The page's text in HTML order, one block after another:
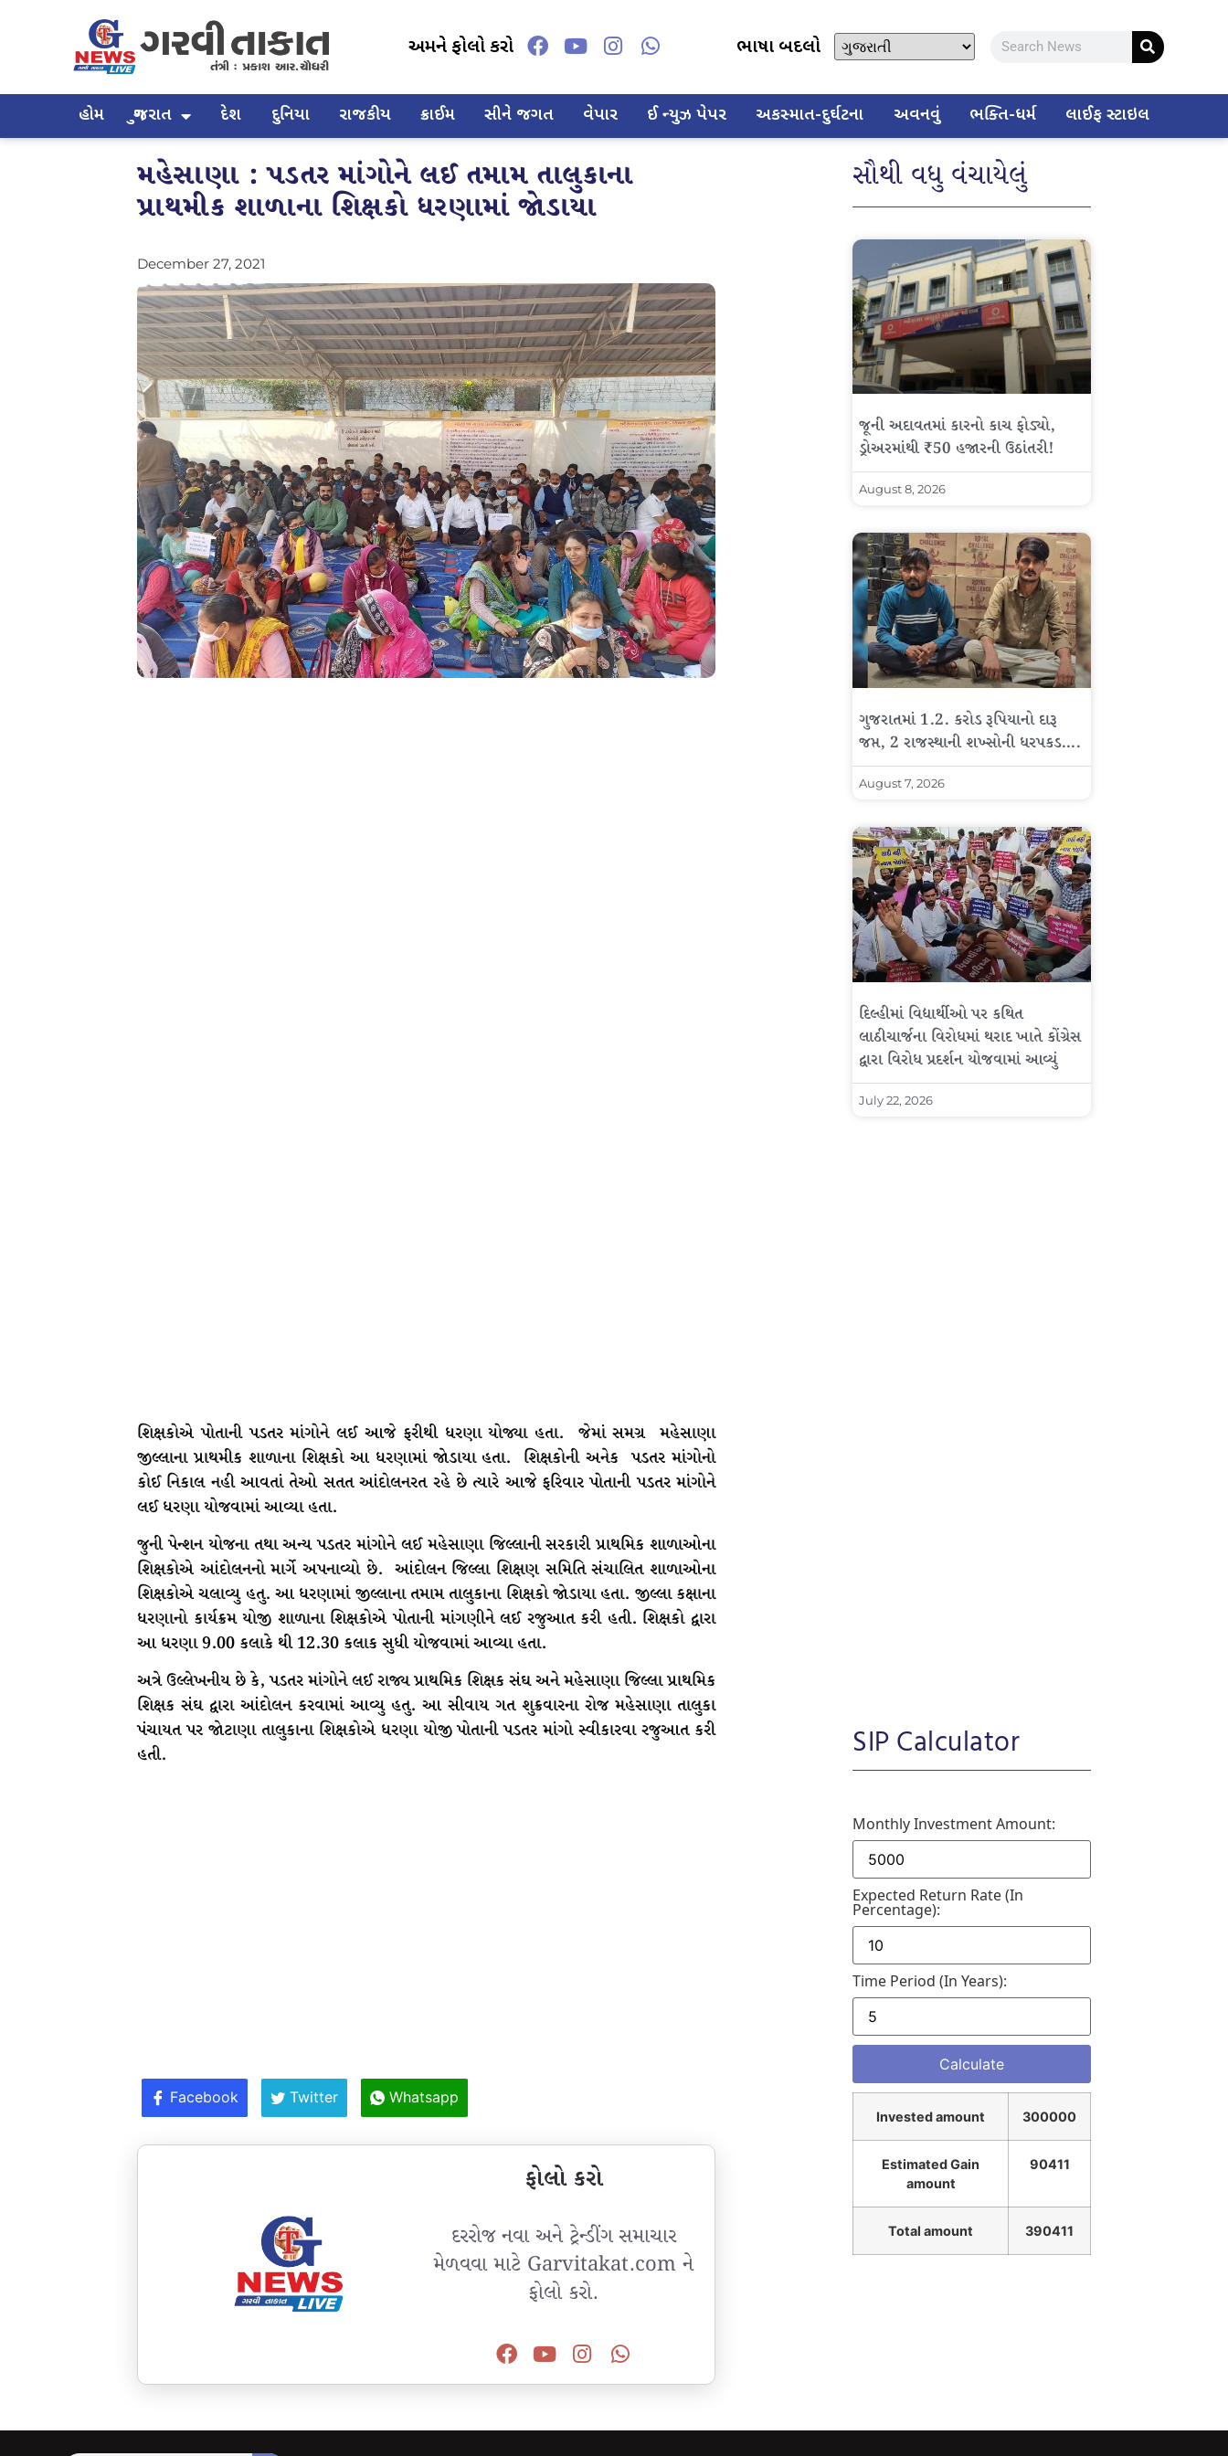
અમને ફોલો કરો ભાષા બદલો
હોમ ગુજરાત દેશ દુનિયા રાજકીય ક્રાઈમ સીને જગત વેપાર ઈ ન્યુઝ પેપર અકસ્માત-દુર્ઘટના અવનવું ભક્તિ-ધર્મ લાઈફ સ્ટાઇલ
મહેસાણા : પડતર માંગોને લઈ તમામ તાલુકાના
પ્રાથમીક શાળાના શિક્ષકો ધરણામાં જોડાયા
December 27, 2021
શિક્ષકોએ પોતાની પડતર માંગોને લઈ આજે ફરીથી ધરણા યોજ્યા હતા. જેમાં સમગ્ર મહેસાણા
જીલ્લાના પ્રાથમીક શાળાના શિક્ષકો આ ધરણામાં જોડાયા હતા. શિક્ષકોની અનેક પડતર માંગોનો
કોઈ નિકાલ નહી આવતાં તેઓ સતત આંદોલનરત રહે છે ત્યારે આજે ફરિવાર પોતાની પડતર માંગોને
લઈ ધરણા યોજવામાં આવ્યા હતા.
જુની પેન્શન યોજના તથા અન્ય પડતર માંગોને લઈ મહેસાણા જિલ્લાની સરકારી પ્રાથમિક શાળાઓના
શિક્ષકોએ આંદોલનનો માર્ગે અપનાવ્યો છે. આંદોલન જિલ્લા શિક્ષણ સમિતિ સંચાલિત શાળાઓના
શિક્ષકોએ ચલાવ્યુ હતુ. આ ધરણામાં જીલ્લાના તમામ તાલુકાના શિક્ષકો જોડાયા હતા. જીલ્લા કક્ષાના
ધરણાનો કાર્યક્રમ યોજી શાળાના શિક્ષકોએ પોતાની માંગણીને લઈ રજુઆત કરી હતી. શિક્ષકો દ્વારા
આ ધરણા 9.00 કલાકે થી 12.30 કલાક સુધી યોજવામાં આવ્યા હતા.
અત્રે ઉલ્લેખનીય છે કે, પડતર માંગોને લઈ રાજ્ય પ્રાથમિક શિક્ષક સંઘ અને મહેસાણા જિલ્લા પ્રાથમિક
શિક્ષક સંઘ દ્વારા આંદોલન કરવામાં આવ્યુ હતુ. આ સીવાય ગત શુક્રવારના રોજ મહેસાણા તાલુકા
પંચાયત પર જોટાણા તાલુકાના શિક્ષકોએ ધરણા યોજી પોતાની પડતર માંગો સ્વીકારવા રજુઆત કરી
હતી.
Facebook Twitter Whatsapp
ફોલો કરો
દરરોજ નવા અને ટ્રેન્ડીંગ સમાચાર
મેળવવા માટે Garvitakat.com ને
ફોલો કરો.
સૌથી વધુ વંચાયેલું
જૂની અદાવતમાં કારનો કાચ ફોડ્યો,
ડ્રોઅરમાંથી ₹50 હજારની ઉઠાંતરી!
August 8, 2026
ગુજરાતમાં 1.2. કરોડ રૂપિયાનો દારૂ
જપ્ત, 2 રાજસ્થાની શખ્સોની ધરપકડ….
August 7, 2026
દિલ્હીમાં વિદ્યાર્થીઓ પર કથિત
લાઠીચાર્જના વિરોધમાં થરાદ ખાતે કોંગ્રેસ
દ્વારા વિરોધ પ્રદર્શન યોજવામાં આવ્યું
July 22, 2026
SIP Calculator
Monthly Investment Amount:
Expected Return Rate (in
Percentage):
Time Period (in Years):
Invested amount 300000
Estimated Gain
amount
90411
Total amount 390411